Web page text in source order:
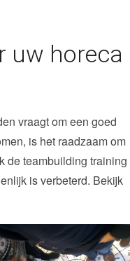
uw horeca
vraagt om een goed
is het raadzaam om
de teambuilding training
is verbeterd. Bekijk